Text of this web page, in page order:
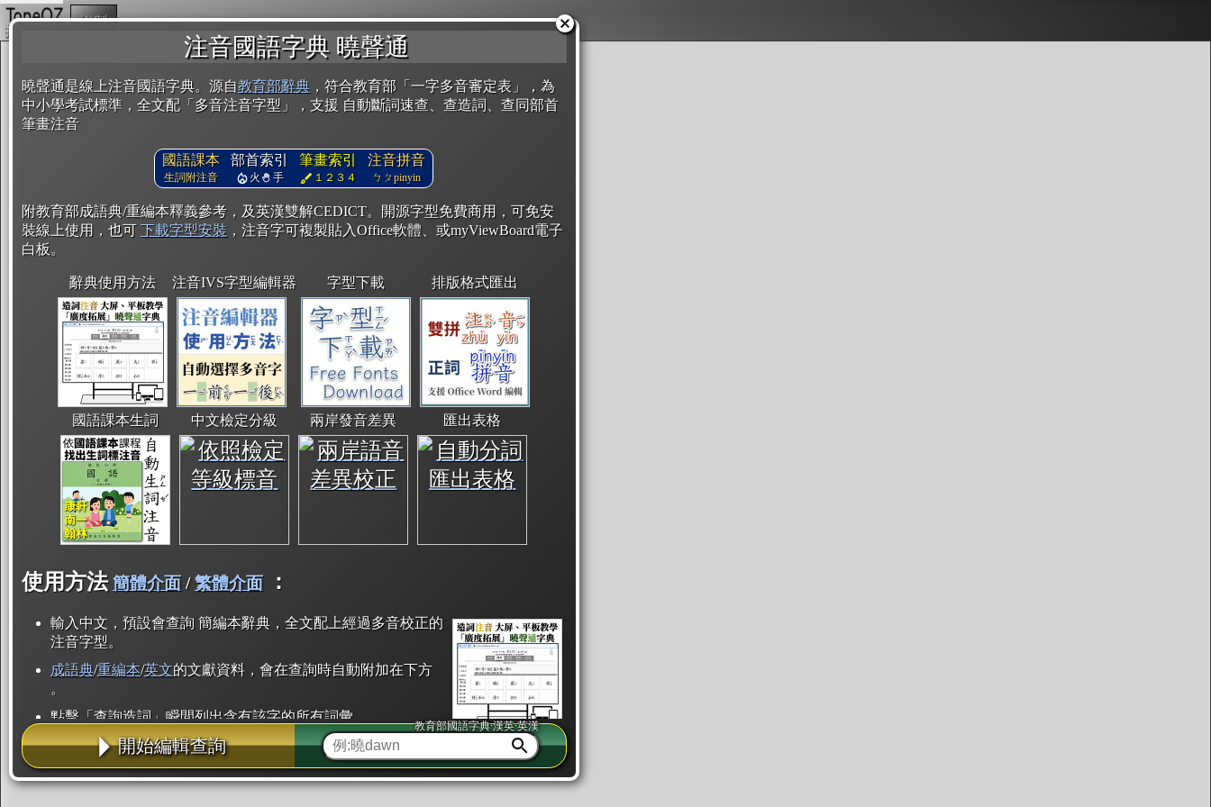
注音國語字典 曉聲通
曉聲通是線上注音國語字典。源自教育部辭典 ，符合教育部「一字多音審定表」，為
中小學考試標準，全文配「多音注音字型」，支援 自動斷詞速查、查造詞、查同部首
筆畫注音
國語課本
生詞附注音
部首索引
火 手
筆畫索引
１２３４
注音拼音
ㄅㄆpinyin
附教育部成語典/重編本釋義參考，及英漢雙解CEDICT。開源字型免費商用，可免安
裝線上使用，也可 下載字型安裝 ，注音字可複製貼入Office軟體、或myViewBoard電子
白板。
辭典使用方法 注音IVS字型編輯器 字型下載 排版格式匯出
國語課本生詞 中文檢定分級 兩岸發音差異 匯出表格
使用方法 簡體介面/繁體介面 ：
輸入中文，預設會查詢 簡編本辭典，全文配上經過多音校正的
注音字型。
成語典/重編本/英文的文獻資料，會在查詢時自動附加在下方
。
點擊「查詢造詞」瞬間列出含有該字的所有詞彙。
點「部首」瞬間列出所有「同部首字」。也支援查詢「同注音」或「同筆畫」。
辭典解釋的全文都經過自動斷詞，點擊便可瞬間「連續查詢」此字詞的解釋，不
用手動重複輸入。
開始編輯查詢
教育部國語字典·漢英·英漢
複製